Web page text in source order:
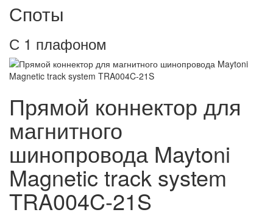
Споты
С 1 плафоном
Прямой коннектор для
магнитного
шинопровода Maytoni
Magnetic track system
TRA004C-21S